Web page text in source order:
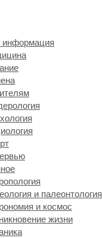
информация
и палеонтология
и космос
жизни